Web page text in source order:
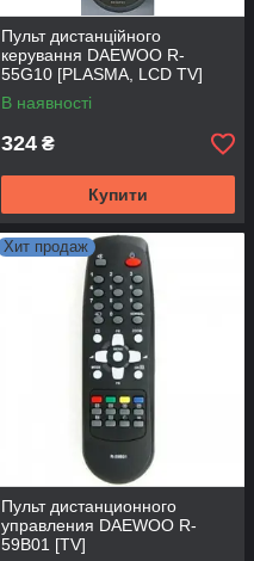
Пульт дистанційного
керування DAEWOO R-
55G10 [PLASMA, LCD TV]
В наявності
324 ₴
Купити
Хит продаж
Пульт дистанционного
управления DAEWOO R-
59B01 [TV]